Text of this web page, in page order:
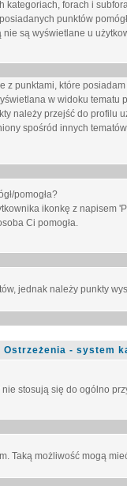
kategoriach, forach i
punktów
nie są wyświetlane u
z punktami, które
w widoku
należy przejść do
spośród innych
pomogła?
ikonkę z napisem
Ci pomogła.
jednak należy punkty
Ostrzeżenia - system
stosują się do ogólno
Taką możliwość mogą